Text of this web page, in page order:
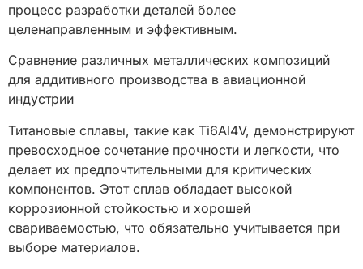
процесс разработки деталей более
целенаправленным и эффективным.
Сравнение различных металлических композиций
для аддитивного производства в авиационной
индустрии
Титановые сплавы, такие как Ti6Al4V, демонстрируют
превосходное сочетание прочности и легкости, что
делает их предпочтительными для критических
компонентов. Этот сплав обладает высокой
коррозионной стойкостью и хорошей
свариваемостью, что обязательно учитывается при
выборе материалов.